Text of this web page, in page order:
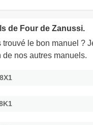
de Four de Zanussi.
trouvé le bon manuel ?
nos autres manuels.